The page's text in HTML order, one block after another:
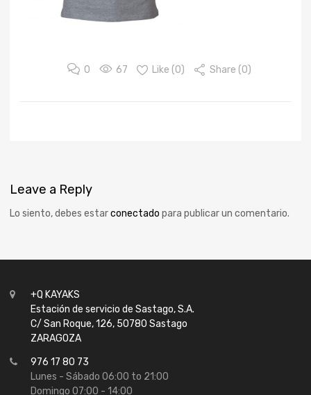
0 67 Like (0) Share (0)
Leave a Reply
Lo siento, debes estarconectado para publicar un comentario.
+Q KAYAKS
Estación de servicio de Sastago, S.A.
C/ San Roque, 126, 50780 Sastago
ZARAGOZA
976 17 80 73
Lunes - Sábado 06:00 to 21:00
Domingo 07:00 - 14:00